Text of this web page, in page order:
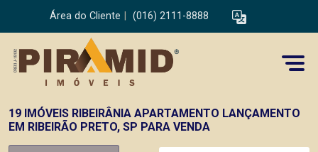
Área do Cliente (016) 2111-8888
19 IMÓVEIS RIBEIRÂNIA APARTAMENTO LANÇAMENTO
EM RIBEIRÃO PRETO, SP PARA VENDA